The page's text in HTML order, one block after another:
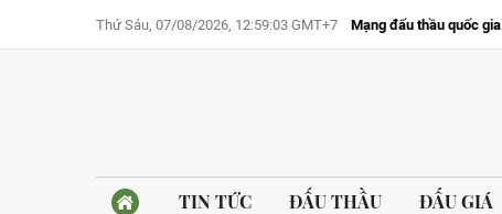
Thứ Sáu, 07/08/2026, 12:59:03 GMT+7 Mạng đấu thầu quốc gia
TIN TỨC ĐẤU THẦU ĐẤU GIÁ